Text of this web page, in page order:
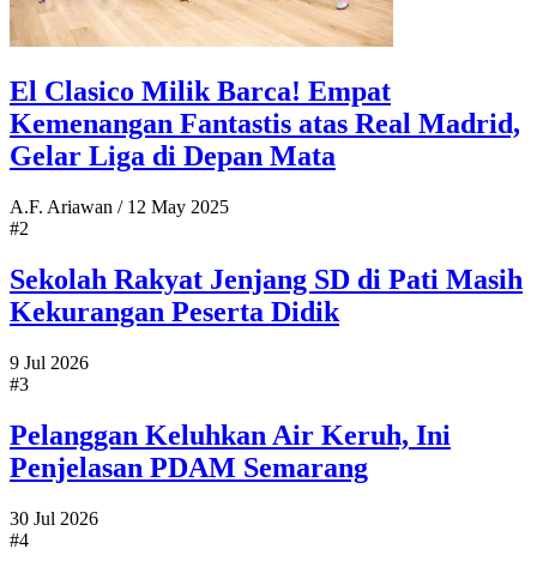
El Clasico Milik Barca! Empat
Kemenangan Fantastis atas Real Madrid,
Gelar Liga di Depan Mata
A.F. Ariawan / 12 May 2025
#2
Sekolah Rakyat Jenjang SD di Pati Masih
Kekurangan Peserta Didik
9 Jul 2026
#3
Pelanggan Keluhkan Air Keruh, Ini
Penjelasan PDAM Semarang
30 Jul 2026
#4